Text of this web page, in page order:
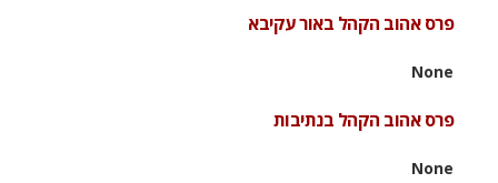
פרס אהוב הקהל באור עקיבא
None
פרס אהוב הקהל בנתיבות
None